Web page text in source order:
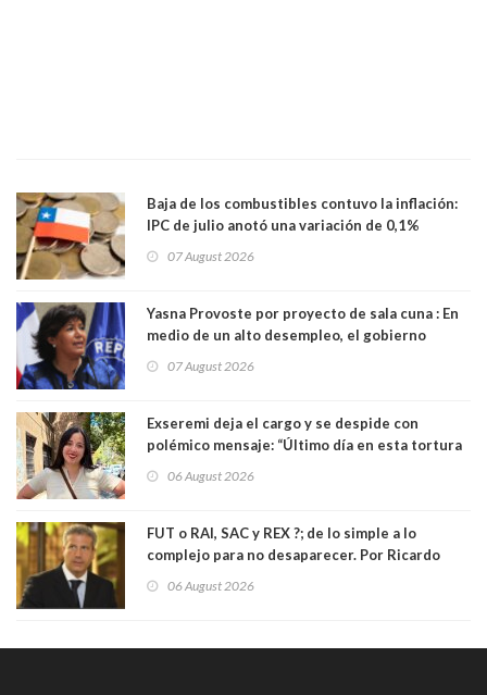
Baja de los combustibles contuvo la inflación:
IPC de julio anotó una variación de 0,1%
07 August 2026
Yasna Provoste por proyecto de sala cuna : En
medio de un alto desempleo, el gobierno
07 August 2026
Exseremi deja el cargo y se despide con
polémico mensaje: “Último día en esta tortura
06 August 2026
FUT o RAI, SAC y REX ?; de lo simple a lo
complejo para no desaparecer. Por Ricardo
06 August 2026